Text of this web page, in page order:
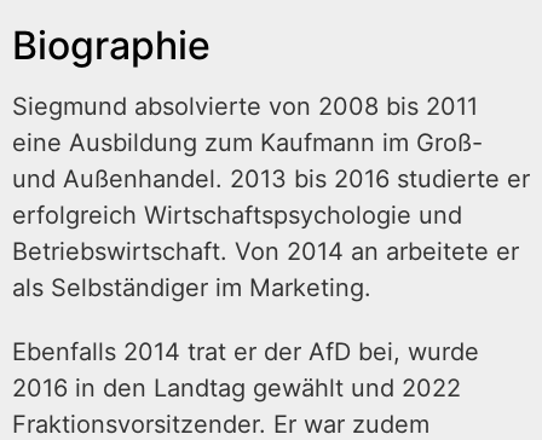
Biographie
Siegmund absolvierte von 2008 bis 2011
eine Ausbildung zum Kaufmann im Groß-
und Außenhandel. 2013 bis 2016 studierte er
erfolgreich Wirtschaftspsychologie und
Betriebswirtschaft. Von 2014 an arbeitete er
als Selbständiger im Marketing.
Ebenfalls 2014 trat er der AfD bei, wurde
2016 in den Landtag gewählt und 2022
Fraktionsvorsitzender. Er war zudem